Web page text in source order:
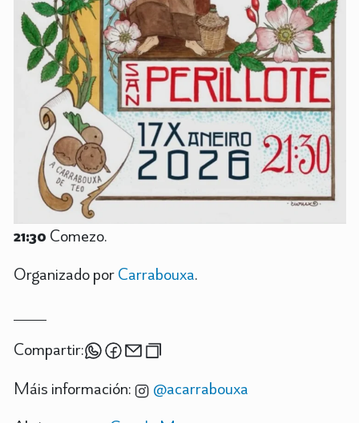
21:30 Comezo.
Organizado porCarrabouxa.
Compartir:
Máis información:
@acarrabouxa